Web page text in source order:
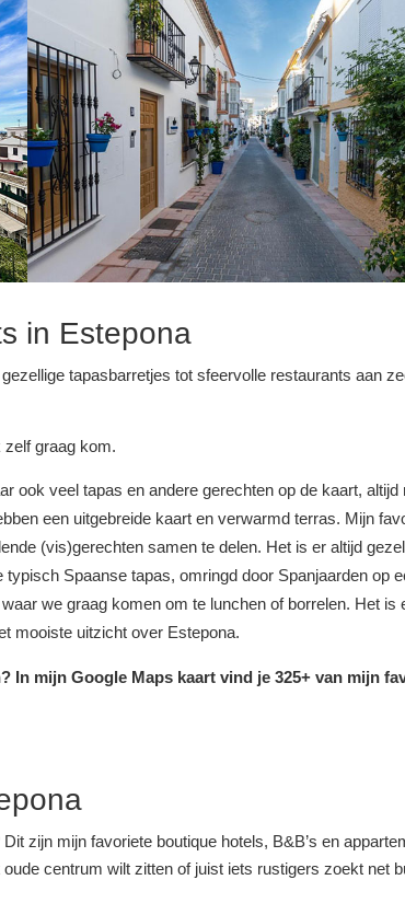
in Estepona
tapasbarretjes tot sfeervolle restaurants aan
zelf graag kom.
ook veel tapas en andere gerechten op de kaart,
een uitgebreide kaart en verwarmd terras. Mijn
(vis)gerechten samen te delen. Het is er altijd
Spaanse tapas, omringd door Spanjaarden op
we graag komen om te lunchen of borrelen. Het is
mooiste uitzicht over Estepona.
In mijn Google Maps kaart vind je 325+ van mijn
zijn mijn favoriete boutique hotels, B&B’s en
oude centrum wilt zitten of juist iets rustigers zoekt net